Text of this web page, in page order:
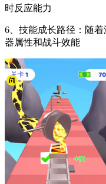
时反应能力
6、技能成长路径：随
器属性和战斗效能